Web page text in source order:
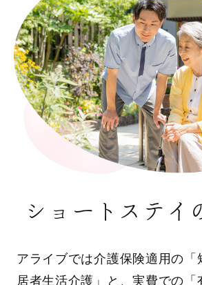
ショートステイ
アライブでは介護保険適用の「
居者生活介護」と、実費での「